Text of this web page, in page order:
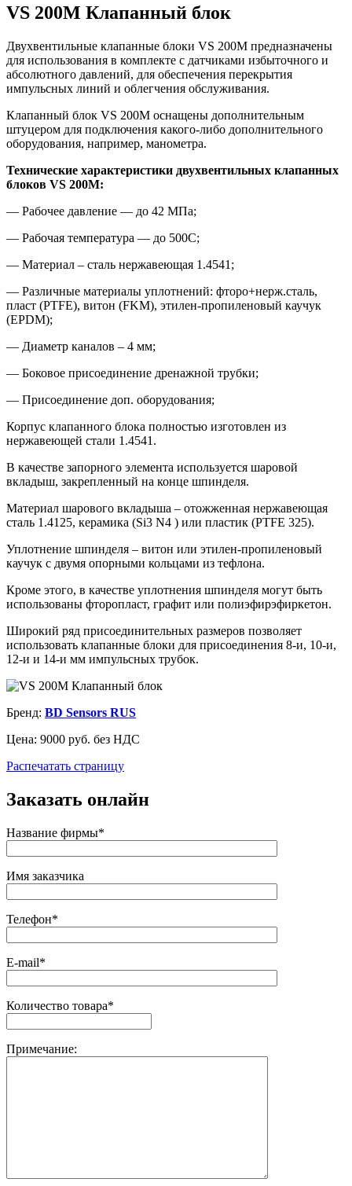
VS 200M Клапанный блок
Двухвентильные клапанные блоки VS 200M предназначены
для использования в комплекте с датчиками избыточного и
абсолютного давлений, для обеспечения перекрытия
импульсных линий и облегчения обслуживания.
Клапанный блок VS 200M оснащены дополнительным
штуцером для подключения какого-либо дополнительного
оборудования, например, манометра.
Технические характеристики двухвентильных клапанных
блоков VS 200M:
— Рабочее давление — до 42 МПа;
— Рабочая температура — до 500C;
— Материал – сталь нержавеющая 1.4541;
— Различные материалы уплотнений: фторо+нерж.сталь,
пласт (PTFE), витон (FKM), этилен-пропиленовый каучук
(EPDM);
— Диаметр каналов – 4 мм;
— Боковое присоединение дренажной трубки;
— Присоединение доп. оборудования;
Корпус клапанного блока полностью изготовлен из
нержавеющей стали 1.4541.
В качестве запорного элемента используется шаровой
вкладыш, закрепленный на конце шпинделя.
Материал шарового вкладыша – отожженная нержавеющая
сталь 1.4125, керамика (Si3 N4 ) или пластик (PTFE 325).
Уплотнение шпинделя – витон или этилен-пропиленовый
каучук с двумя опорными кольцами из тефлона.
Кроме этого, в качестве уплотнения шпинделя могут быть
использованы фторопласт, графит или полиэфирэфиркетон.
Широкий ряд присоединительных размеров позволяет
использовать клапанные блоки для присоединения 8-и, 10-и,
12-и и 14-и мм импульсных трубок.
Бренд: BD Sensors RUS
Цена: 9000 руб. без НДС
Распечатать страницу
Заказать онлайн
Название фирмы*
Имя заказчика
Телефон*
E-mail*
Количество товара*
Примечание: